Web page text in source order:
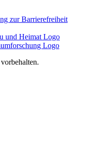
zur Barrierefreiheit